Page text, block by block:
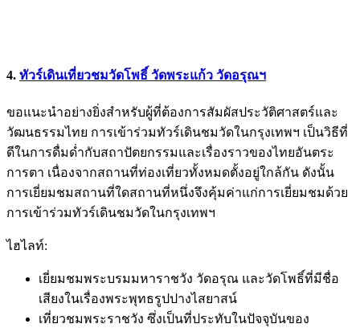
4. ทัวร์เดินเที่ยวชมวัดโพธิ์ วัดพระแก้ว วัดอรุณฯ
ขอแนะนำอย่างยิ่งสำหรับผู้ที่ต้องการสัมผัสประวัติศาสตร์และ
วัฒนธรรมไทย การเข้าร่วมทัวร์เดินชมวัดในกรุงเทพฯ เป็นวิธีที่
ดีในการดื่มด่ำกับสถาปัตยกรรมและเรื่องราวของไทยอันตระ
การตา เนื่องจากสถานที่ท่องเที่ยวทั้งหมดตั้งอยู่ใกล้กัน ดังนั้น
การเยี่ยมชมสถานที่ใดสถานที่หนึ่งจึงคุ้มค่าแก่การเยี่ยมชมด้วย
การเข้าร่วมทัวร์เดินชมวัดในกรุงเทพฯ
ไฮไลท์:
เยี่ยมชมพระบรมมหาราชวัง วัดอรุณ และวัดโพธิ์ที่มีชื่อ
เสียงในเรื่องพระพุทธรูปปางไสยาสน์
เที่ยวชมพระราชวัง ซึ่งเป็นที่ประทับในปัจจุบันของ